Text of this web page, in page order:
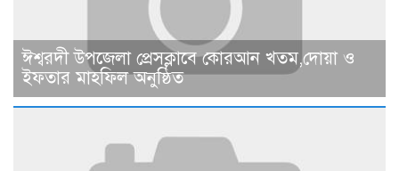
ঈশ্বরদী উপজেলা প্রেসক্লাবে কোরআন খতম,দোয়া ও
ইফতার মাহফিল অনুষ্ঠিত